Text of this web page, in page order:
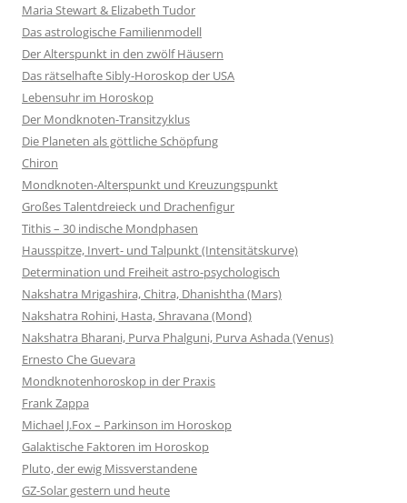
Maria Stewart & Elizabeth Tudor
Das astrologische Familienmodell
Der Alterspunkt in den zwölf Häusern
Das rätselhafte Sibly-Horoskop der USA
Lebensuhr im Horoskop
Der Mondknoten-Transitzyklus
Die Planeten als göttliche Schöpfung
Chiron
Mondknoten-Alterspunkt und Kreuzungspunkt
Großes Talentdreieck und Drachenfigur
Tithis – 30 indische Mondphasen
Hausspitze, Invert- und Talpunkt (Intensitätskurve)
Determination und Freiheit astro-psychologisch
Nakshatra Mrigashira, Chitra, Dhanishtha (Mars)
Nakshatra Rohini, Hasta, Shravana (Mond)
Nakshatra Bharani, Purva Phalguni, Purva Ashada (Venus)
Ernesto Che Guevara
Mondknotenhoroskop in der Praxis
Frank Zappa
Michael J.Fox – Parkinson im Horoskop
Galaktische Faktoren im Horoskop
Pluto, der ewig Missverstandene
GZ-Solar gestern und heute